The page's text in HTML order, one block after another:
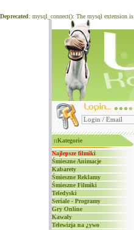
Deprecated: mysql_connect(): The mysql extension
::Kategorie
Najlepsze filmiki
Śmieszne Animacje
Kabarety
Śmieszne Reklamy
Śmieszne Filmiki
Teledyski
Seriale - Programy
Gry Online
Kawały
Telewizja na ¿ywo